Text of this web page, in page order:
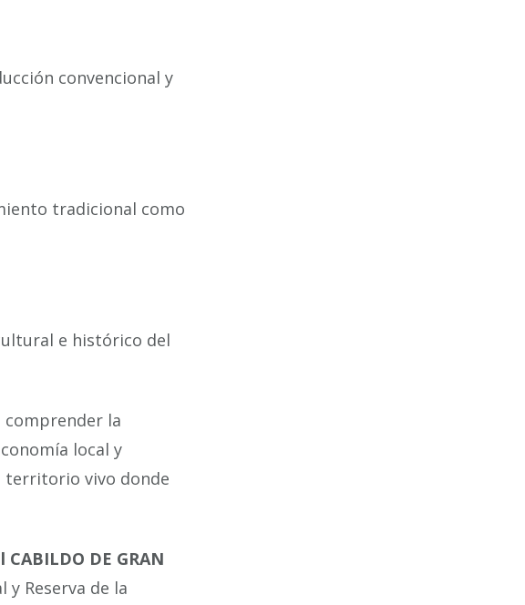
convencional y
tradicional como
e histórico del
comprender la
local y
territorio vivo donde
DE GRAN
Reserva de la